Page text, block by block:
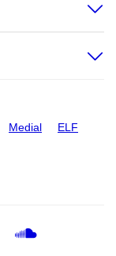
Medial ELF